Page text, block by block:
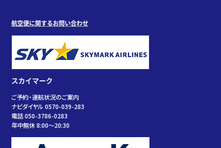
航空便に関するお問い合わせ
スカイマーク
ご予約・運航状況のご案内
ナビダイヤル 0570-039-283
電話 050-3786-0283
年中無休 8:00～20:30